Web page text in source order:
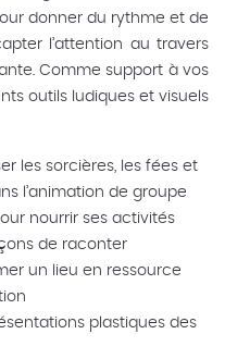
donner du rythme et de
l’attention au travers
Comme support à vos
outils ludiques et visuels
les sorcières, les fées et
l’animation de groupe
nourrir ses activités
de raconter
un lieu en ressource
plastiques des